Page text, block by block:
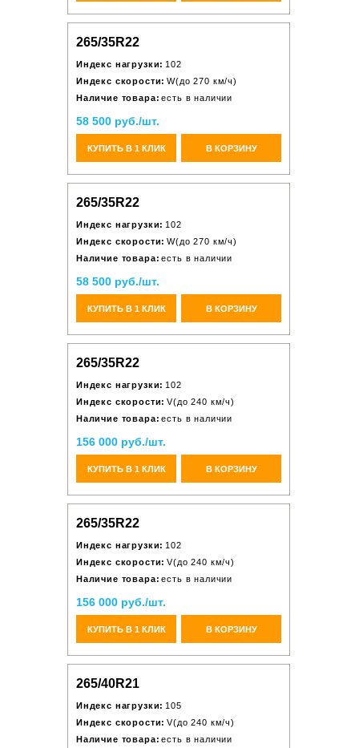
265/35R22
Индекс нагрузки: 102
Индекс скорости: W(до 270 км/ч)
Наличие товара: есть в наличии
58 500 руб./шт.
КУПИТЬ В 1 КЛИК В КОРЗИНУ
265/35R22
Индекс нагрузки: 102
Индекс скорости: W(до 270 км/ч)
Наличие товара: есть в наличии
58 500 руб./шт.
КУПИТЬ В 1 КЛИК В КОРЗИНУ
265/35R22
Индекс нагрузки: 102
Индекс скорости: V(до 240 км/ч)
Наличие товара: есть в наличии
156 000 руб./шт.
КУПИТЬ В 1 КЛИК В КОРЗИНУ
265/35R22
Индекс нагрузки: 102
Индекс скорости: V(до 240 км/ч)
Наличие товара: есть в наличии
156 000 руб./шт.
КУПИТЬ В 1 КЛИК В КОРЗИНУ
265/40R21
Индекс нагрузки: 105
Индекс скорости: V(до 240 км/ч)
Наличие товара: есть в наличии